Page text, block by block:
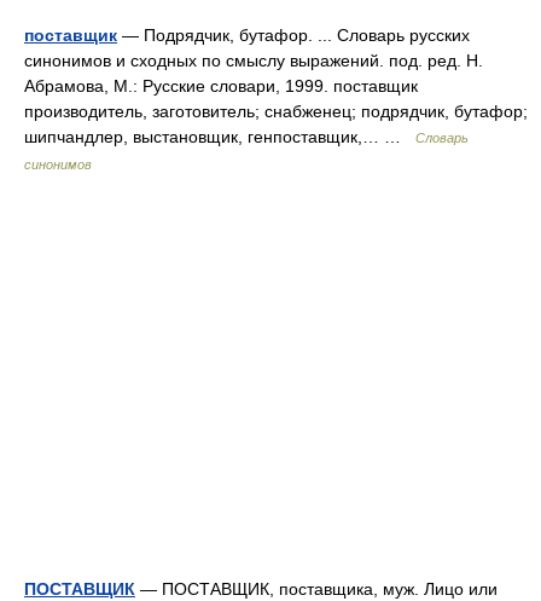
поставщик — Подрядчик, бутафор. ... Словарь русских
синонимов и сходных по смыслу выражений. под. ред. Н.
Абрамова, М.: Русские словари, 1999. поставщик
производитель, заготовитель; снабженец; подрядчик, бутафор;
шипчандлер, выстановщик, генпоставщик,… …
Словарь
синонимов
ПОСТАВЩИК — ПОСТАВЩИК, поставщика, муж. Лицо или